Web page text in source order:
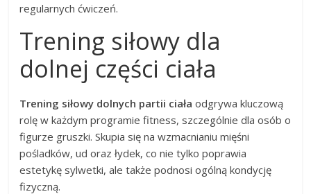
regularnych ćwiczeń.
Trening siłowy dla
dolnej części ciała
Trening siłowy dolnych partii ciała odgrywa kluczową
rolę w każdym programie fitness, szczególnie dla osób o
figurze gruszki. Skupia się na wzmacnianiu mięśni
pośladków, ud oraz łydek, co nie tylko poprawia
estetykę sylwetki, ale także podnosi ogólną kondycję
fizyczną.